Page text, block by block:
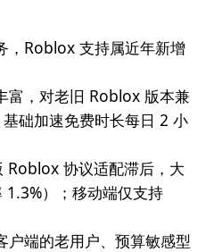
Roblox 支持属近年新增
，对老旧 Roblox 版本兼
础加速免费时长每日 2 小
协议适配滞后，大
）；移动端仅支持
端的老用户、预算敏感型